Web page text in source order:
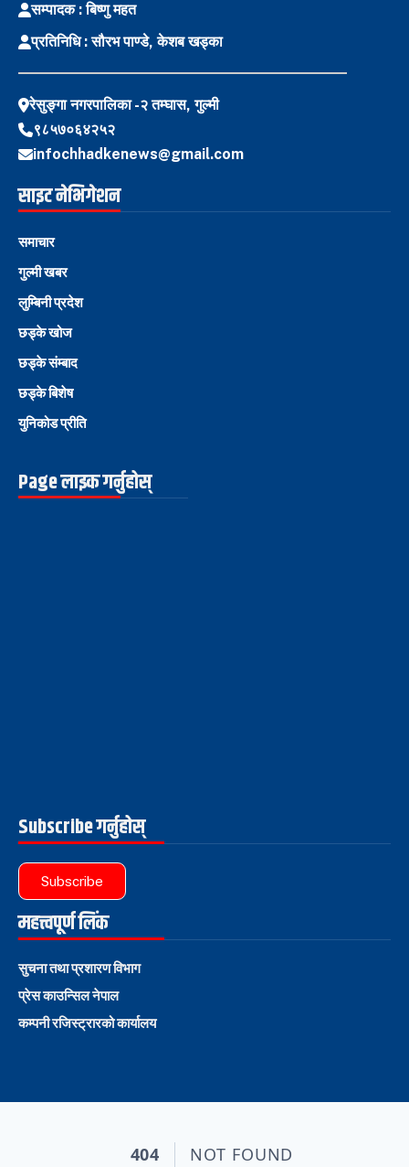
सम्पादक : बिष्णु महत
प्रतिनिधि : सौरभ पाण्डे, केशब खड्का
रेसुङ्गा नगरपालिका -२ तम्घास, गुल्मी
९८५७०६४२५२
infochhadkenews@gmail.com
साइट नेभिगेशन
समाचार
गुल्मी खबर
लुम्बिनी प्रदेश
छड्के खोज
छड्के संम्बाद
छड्के बिशेष
युनिकोड प्रीति
Page लाइक गर्नुहोस्
Subscribe गर्नुहोस्
Subscribe
महत्त्वपूर्ण लिंक
सुचना तथा प्रशारण विभाग
प्रेस काउन्सिल नेपाल
कम्पनी रजिस्ट्रारको कार्यालय